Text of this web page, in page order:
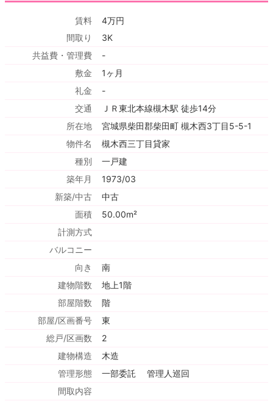
賃料
4万円
間取り
3K
共益費・管理費
-
敷金
1ヶ月
礼金
-
交通
ＪＲ東北本線槻木駅 徒歩14分
所在地
宮城県柴田郡柴田町 槻木西3丁目5-5-1
物件名
槻木西三丁目貸家
種別
一戸建
築年月
1973/03
新築/中古
中古
面積
50.00m²
計測方式
バルコニー
向き
南
建物階数
地上1階
部屋階数
階
部屋/区画番号
東
総戸/区画数
2
建物構造
木造
管理形態
一部委託 管理人巡回
間取内容